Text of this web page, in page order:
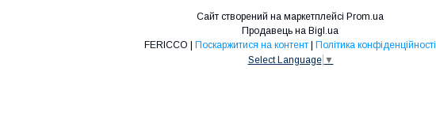
Сайт створений на маркетплейсі Prom.ua
Продавець на Bigl.ua
FERICCO | Поскаржитися на контент | Політика конфіденційності
Select Language ▼